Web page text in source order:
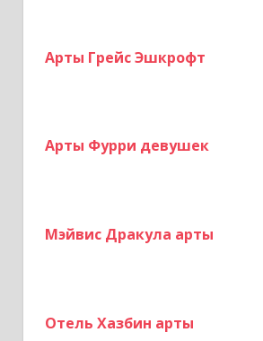
Арты Грейс Эшкрофт
Арты Фурри девушек
Мэйвис Дракула арты
Отель Хазбин арты